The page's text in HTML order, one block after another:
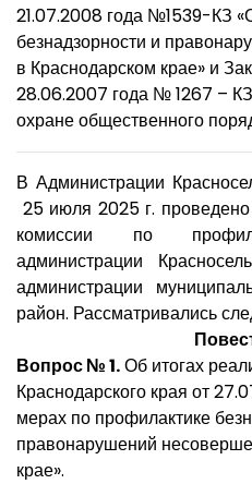
21.07.2008 года №1539-КЗ
безнадзорности и
в Краснодарском крае» и
28.06.2007 года № 1267 –
охране общественного
В Администрации
25 июля 2025 г.
комиссии по
администрации
администрации
район. Рассматривались
Вопрос № 1.Об итогах
Краснодарского края от
мерах по профилактике
правонарушений
крае».